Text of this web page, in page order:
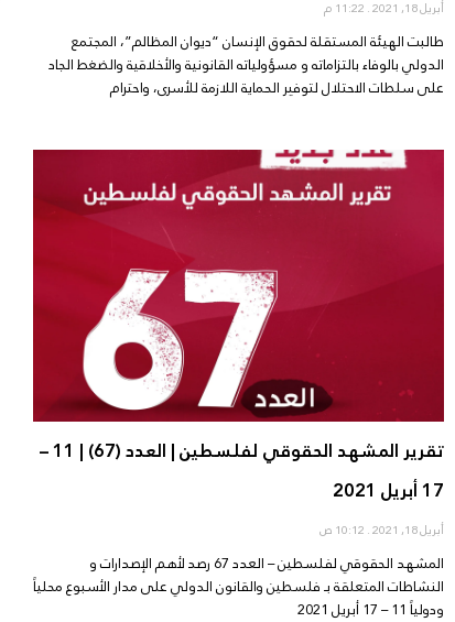
أبريل 18, 2021
طالبت الهيئة المستقلة لحقوق الإنسان “ديوان المظالم”، المجتمع
الدولي بالوفاء بالتزاماته و مسؤولياته القانونية والأخلاقية والضغط الجاد
على سلطات الاحتلال لتوفير الحماية اللازمة للأسرى، واحترام
تقرير المشهد الحقوقي لفلسطين | العدد (67) | 11 –
17 أبريل 2021
أبريل 18, 2021
المشهد الحقوقي لفلسطين – العدد 67 رصد لأهم الإصدارات و
النشاطات المتعلقة بـ فلسطين والقانون الدولي على مدار الأسبوع محلياً
ودولياً 11 – 17 أبريل 2021